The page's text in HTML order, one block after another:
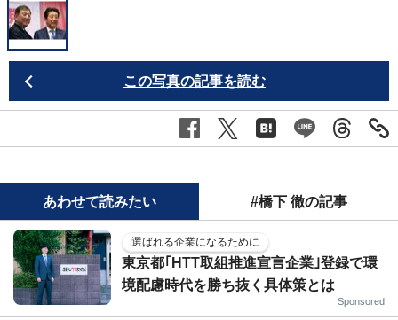
この写真の記事を読む
あわせて読みたい #橋下 徹の記事
選ばれる企業になるために
東京都｢HTT取組推進宣言企業｣登録で環
境配慮時代を勝ち抜く具体策とは
Sponsored